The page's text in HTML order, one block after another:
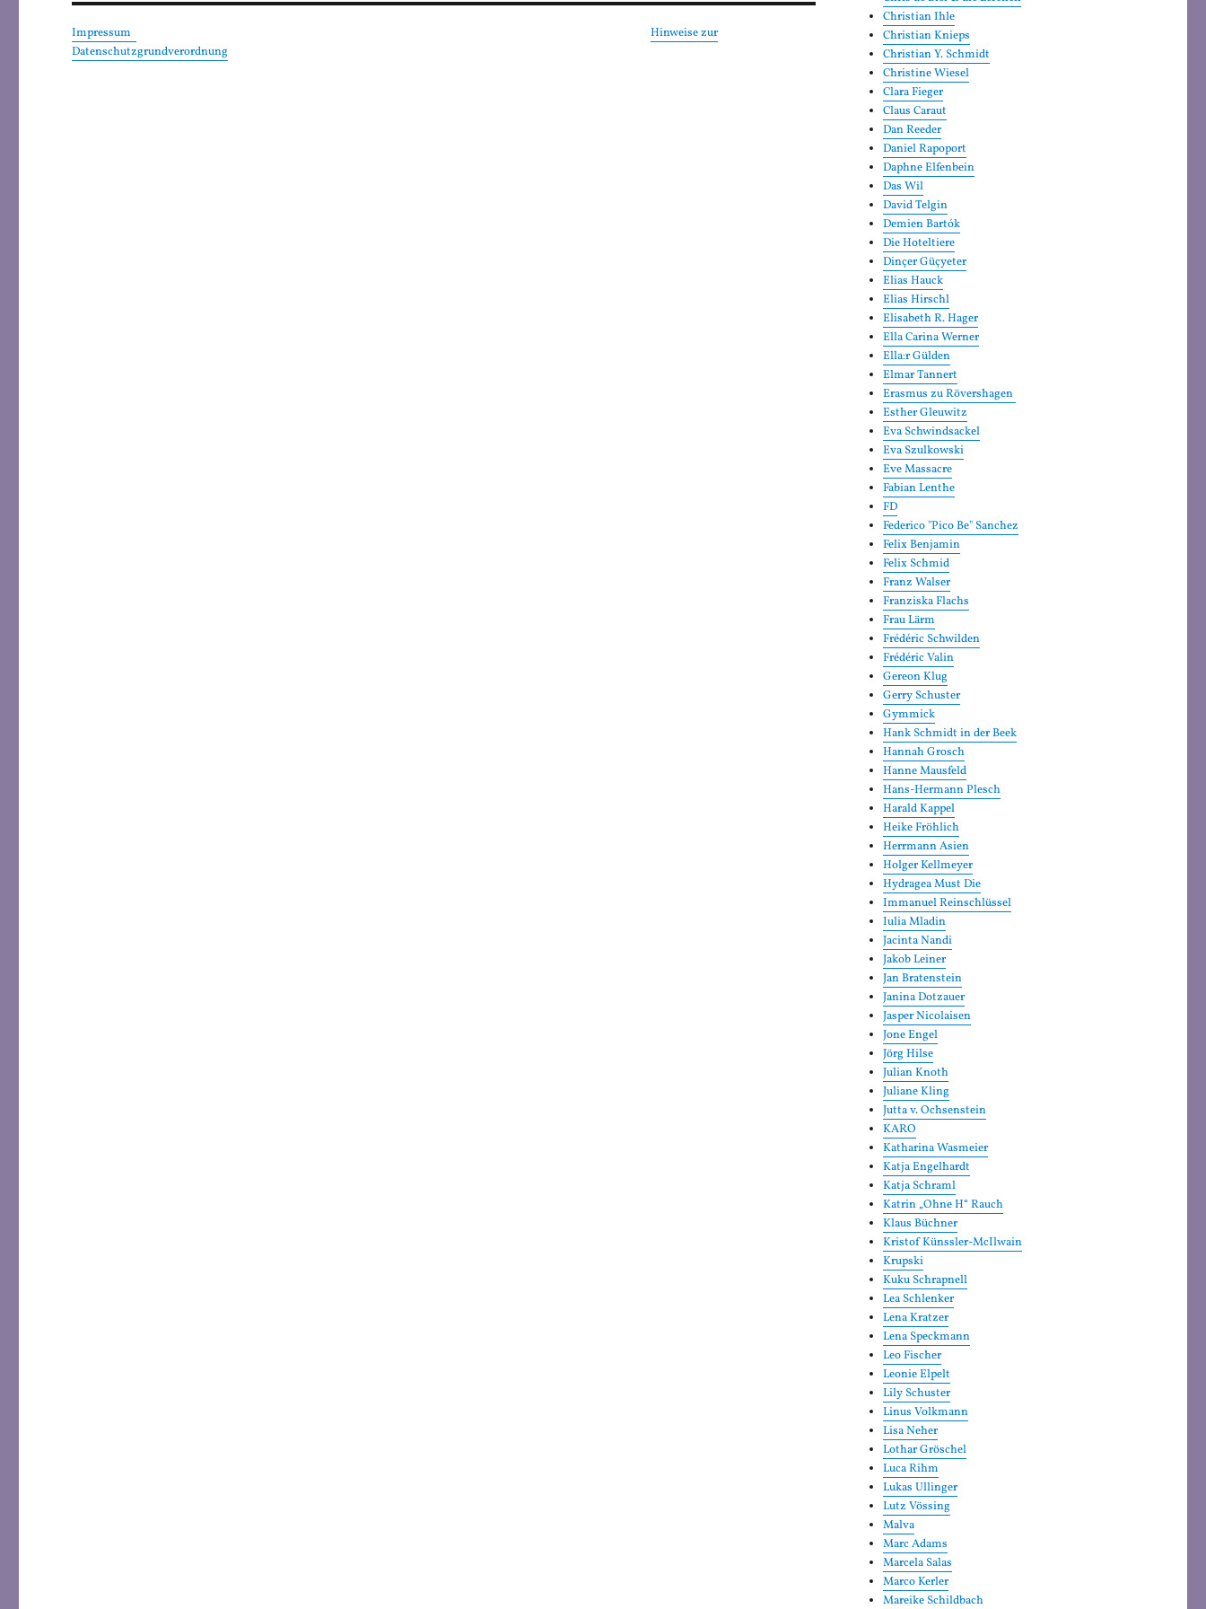
Impressum
Hinweise zur
Datenschutzgrundverordnung
Christian Ihle
Christian Knieps
Christian Y. Schmidt
Christine Wiesel
Clara Fieger
Claus Caraut
Dan Reeder
Daniel Rapoport
Daphne Elfenbein
Das Wil
David Telgin
Demien Bartók
Die Hoteltiere
Dinçer Güçyeter
Elias Hauck
Elias Hirschl
Elisabeth R. Hager
Ella Carina Werner
Ella:r Gülden
Elmar Tannert
Erasmus zu Rövershagen
Esther Gleuwitz
Eva Schwindsackel
Eva Szulkowski
Eve Massacre
Fabian Lenthe
FD
Federico "Pico Be" Sanchez
Felix Benjamin
Felix Schmid
Franz Walser
Franziska Flachs
Frau Lärm
Frédéric Schwilden
Frédéric Valin
Gereon Klug
Gerry Schuster
Gymmick
Hank Schmidt in der Beek
Hannah Grosch
Hanne Mausfeld
Hans-Hermann Plesch
Harald Kappel
Heike Fröhlich
Herrmann Asien
Holger Kellmeyer
Hydragea Must Die
Immanuel Reinschlüssel
Iulia Mladin
Jacinta Nandi
Jakob Leiner
Jan Bratenstein
Janina Dotzauer
Jasper Nicolaisen
Jone Engel
Jörg Hilse
Julian Knoth
Juliane Kling
Jutta v. Ochsenstein
KARO
Katharina Wasmeier
Katja Engelhardt
Katja Schraml
Katrin „Ohne H“ Rauch
Klaus Büchner
Kristof Künssler-McIlwain
Krupski
Kuku Schrapnell
Lea Schlenker
Lena Kratzer
Lena Speckmann
Leo Fischer
Leonie Elpelt
Lily Schuster
Linus Volkmann
Lisa Neher
Lothar Gröschel
Luca Rihm
Lukas Ullinger
Lutz Vössing
Malva
Marc Adams
Marcela Salas
Marco Kerler
Mareike Schildbach